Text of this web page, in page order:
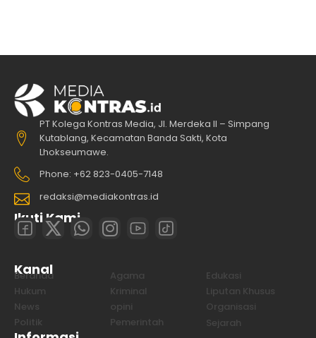
PT Kolega Kontras Media, Jl. Merdeka II – Simpang
Kutablang, Kecamatan Banda Sakti, Kota
Lhokseumawe.
Phone: +62 823-0405-7148
redaksi@mediakontras.id
Ikuti Kami
Kanal
Beranda Agama
Edukasi
Hukum
Kriminal
Liputan Khusus
News
opini
Organisasi
Politik
Pemerintah Sejarah